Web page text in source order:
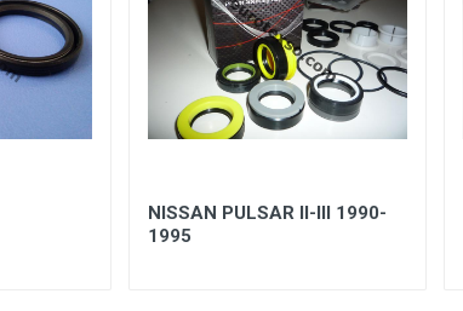
NISSAN PULSAR II-III 1990-
1995